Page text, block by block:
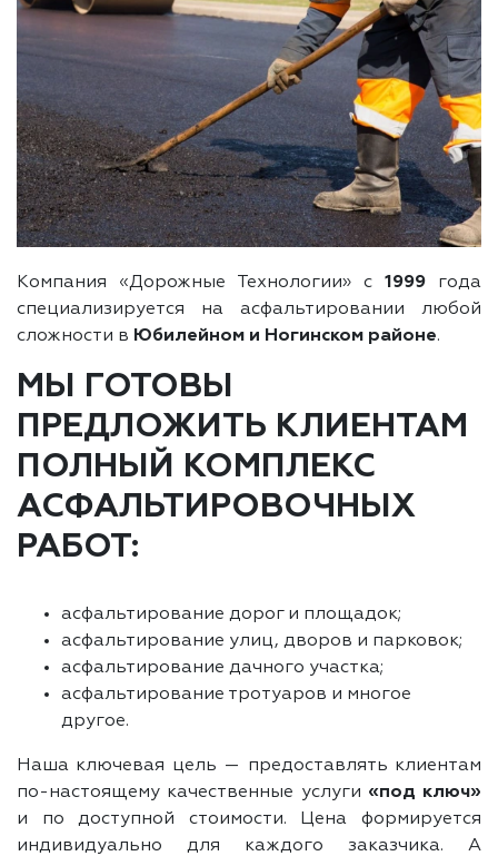
Компания «Дорожные Технологии» с 1999 года
специализируется на асфальтировании любой
сложности в Юбилейном и Ногинском районе.
МЫ ГОТОВЫ
ПРЕДЛОЖИТЬ КЛИЕНТАМ
ПОЛНЫЙ КОМПЛЕКС
АСФАЛЬТИРОВОЧНЫХ
РАБОТ:
асфальтирование дорог и площадок;
асфальтирование улиц, дворов и парковок;
асфальтирование дачного участка;
асфальтирование тротуаров и многое
другое.
Наша ключевая цель — предоставлять клиентам
по-настоящему качественные услуги «под ключ»
и по доступной стоимости. Цена формируется
индивидуально для каждого заказчика. А